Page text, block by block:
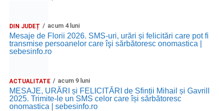
DIN JUDEȚ acum 4 luni
Mesaje de Florii 2026. SMS-uri, urări și felicitări care pot fi
transmise persoanelor care îşi sărbătoresc onomastica |
sebesinfo.ro
ACTUALITATE acum 9 luni
MESAJE, URĂRI și FELICITĂRI de Sfinții Mihail și Gavrill
2025. Trimite-le un SMS celor care își sărbătoresc
onomastica | sebesinfo.ro